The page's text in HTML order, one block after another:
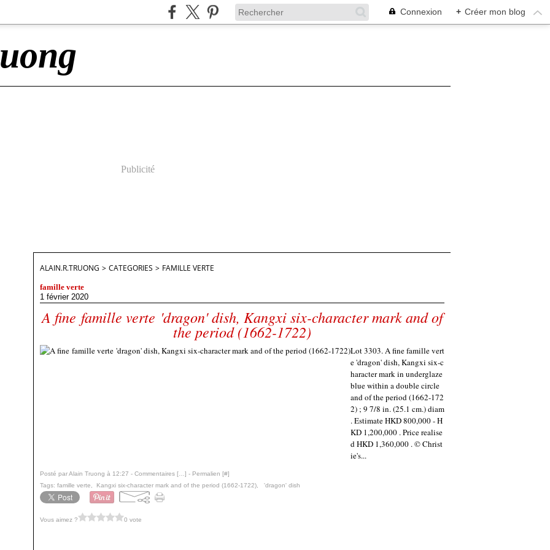
Connexion + Créer mon blog
Publicité
ALAIN.R.TRUONG > CATEGORIES > FAMILLE VERTE
famille verte
1 février 2020
A fine famille verte 'dragon' dish, Kangxi six-character mark and of
the period (1662-1722)
Lot 3303. A fine famille vert
e 'dragon' dish, Kangxi six-c
haracter mark in underglaze
blue within a double circle
and of the period (1662-172
2) ; 9 7/8 in. (25.1 cm.) diam
. Estimate HKD 800,000 - H
KD 1,200,000 . Price realise
d HKD 1,360,000 . © Christ
ie's...
Posté par Alain Truong à 12:27 - Commentaires [ ] - Permalien [#]
Tags: famille verte Kangxi six-character mark and of the period (1662-1722) 'dragon' dish
Vous aimez ? 0 vote